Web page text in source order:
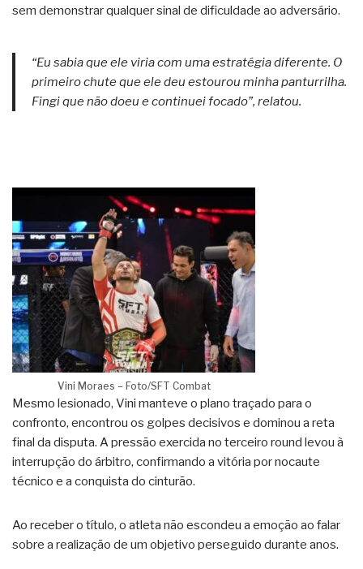
sem demonstrar qualquer sinal de dificuldade ao adversário.
“Eu sabia que ele viria com uma estratégia diferente. O
primeiro chute que ele deu estourou minha panturrilha.
Fingi que não doeu e continuei focado”, relatou.
Vini Moraes – Foto/SFT Combat
Mesmo lesionado, Vini manteve o plano traçado para o
confronto, encontrou os golpes decisivos e dominou a reta
final da disputa. A pressão exercida no terceiro round levou à
interrupção do árbitro, confirmando a vitória por nocaute
técnico e a conquista do cinturão.
Ao receber o título, o atleta não escondeu a emoção ao falar
sobre a realização de um objetivo perseguido durante anos.